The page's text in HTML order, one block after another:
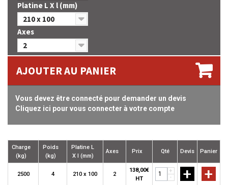
Platine L X l (mm)
210 x 100
Axes
2
AJOUTER AU PANIER
Vous devez être connecté pour demander un devis
Cliquez ici pour vous connecter à votre compte
Charge
(kg)
Poids
(kg)
Platine L
X l (mm)
Axes Prix Qté Devis Panier
2500 4 210 x 100 2
138,00€
HT
+
-
+ +